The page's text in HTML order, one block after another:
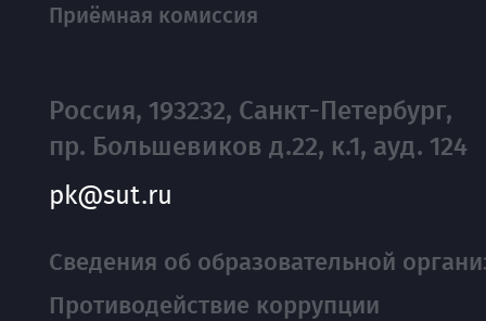
Приёмная комиссия
Россия, 193232, Санкт-Петербург,
пр. Большевиков д.22, к.1, ауд. 124
pk@sut.ru
Сведения об образовательной
Противодействие коррупции